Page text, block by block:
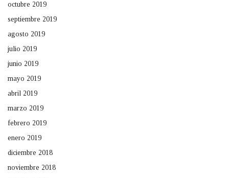
octubre 2019
septiembre 2019
agosto 2019
julio 2019
junio 2019
mayo 2019
abril 2019
marzo 2019
febrero 2019
enero 2019
diciembre 2018
noviembre 2018